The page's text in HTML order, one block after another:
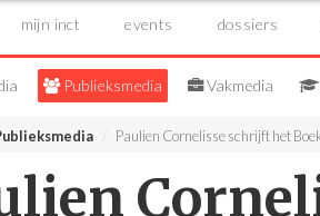
mijn inct events dossiers
Publieksmedia Vakmedia
Paulien Cornelisse schrijft het